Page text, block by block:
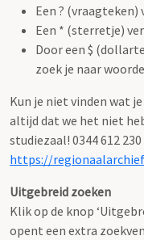
Een ?
Een * (sterretje)
Door een $
zoek je naar
Kun je niet vinden wat
altijd dat we het niet
studiezaal! 0344 612
https://
Uitgebreid zoeken
Klik op de knop
opent een extra